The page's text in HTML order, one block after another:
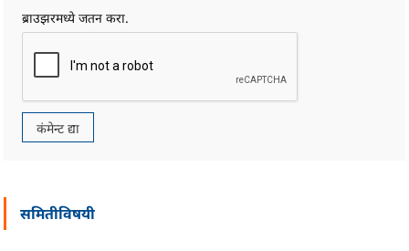
ब्राउझरमध्ये जतन करा.
समितीविषयी